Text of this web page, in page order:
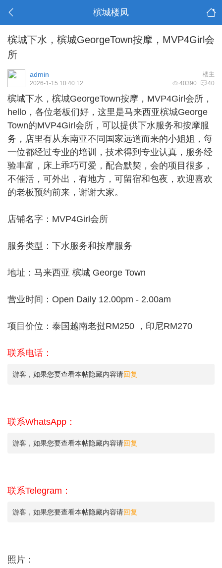
槟城楼凤
槟城下水，槟城GeorgeTown按摩，MVP4Girl会
所
楼主
admin
40390 40
2026-1-15 10:40:12
槟城下水 ，槟城GeorgeTown按摩，MVP4Girl会所，
hello，各位老板们好，这里是马来西亚槟城George
Town的MVP4Girl会所，可以提供下水服务和按摩服
务，店里有从东南亚不同国家远道而来的小姐姐，每
一位都经过专业的培训，技术得到专业认真，服务经
验丰富，床上乖巧可爱，配合默契，会的项目很多，
不催活，可外出，有地方，可留宿和包夜，欢迎喜欢
的老板预约前来，谢谢大家。
店铺名字：MVP4Girl会所
服务类型：下水服务和按摩服务
地址：马来西亚 槟城 George Town
营业时间：Open Daily 12.00pm - 2.00am
项目价位：泰国越南老挝RM250 ，印尼RM270
联系电话：
游客，如果您要查看本帖隐藏内容请回复
联系WhatsApp：
游客，如果您要查看本帖隐藏内容请回复
联系Telegram：
游客，如果您要查看本帖隐藏内容请回复
照片：